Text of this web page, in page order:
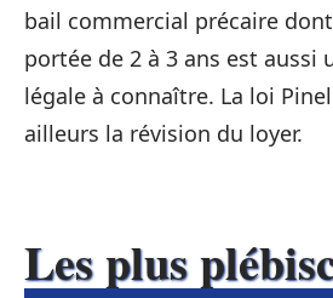
bail commercial précaire
portée de 2 à 3 ans est aussi
légale à connaître. La loi
ailleurs la révision du loyer.
Les plus